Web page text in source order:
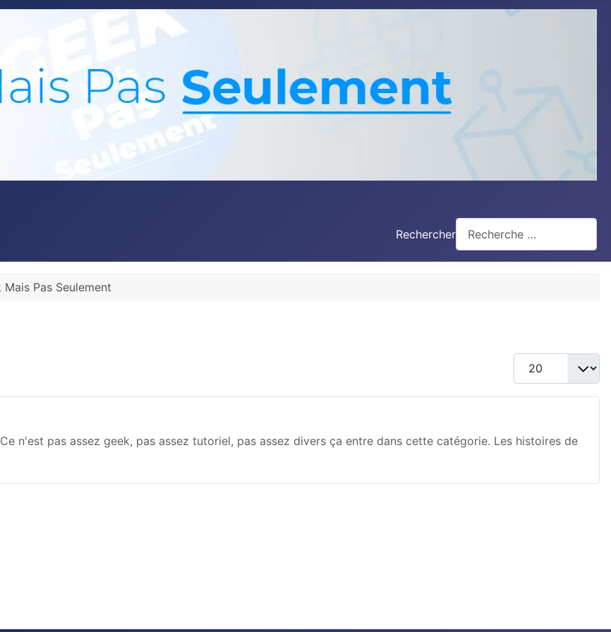
Rechercher
Pas Seulement
Afficher #
n'est pas assez geek, pas assez tutoriel, pas assez divers ça entre dans cette catégorie. Les histoires de